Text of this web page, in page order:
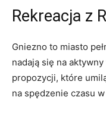
Rekreacja z
Gniezno to ​miasto
nadają się​ na
propozycji,‍ które‍
na⁣ spędzenie czasu‌